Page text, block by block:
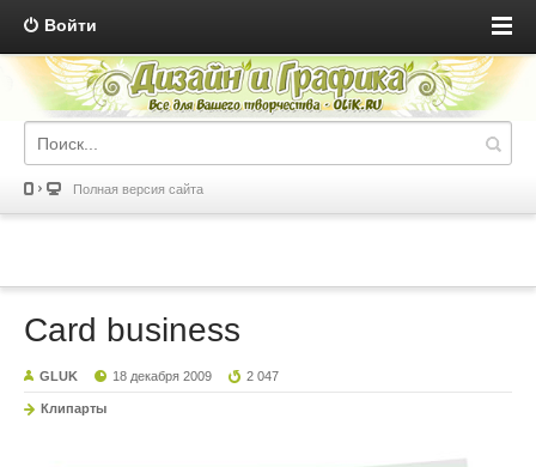
Войти
Полная версия сайта
Card business
GLUK 18 декабря 2009 2 047
Клипарты